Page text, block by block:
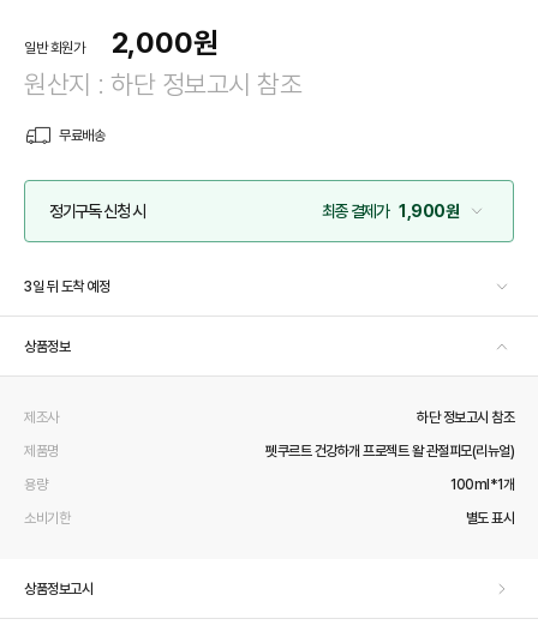
일반 회원가 2,000원
원산지 : 하단 정보고시 참조
무료배송
정기구독 신청 시 최종 결제가 1,900원
3일 뒤 도착 예정
상품정보
제조사
하단 정보고시 참조
제품명
펫쿠르트 건강하개 프로젝트 왈 관절피모(리뉴얼)
용량
100ml*1개
소비기한
별도 표시
상품정보고시